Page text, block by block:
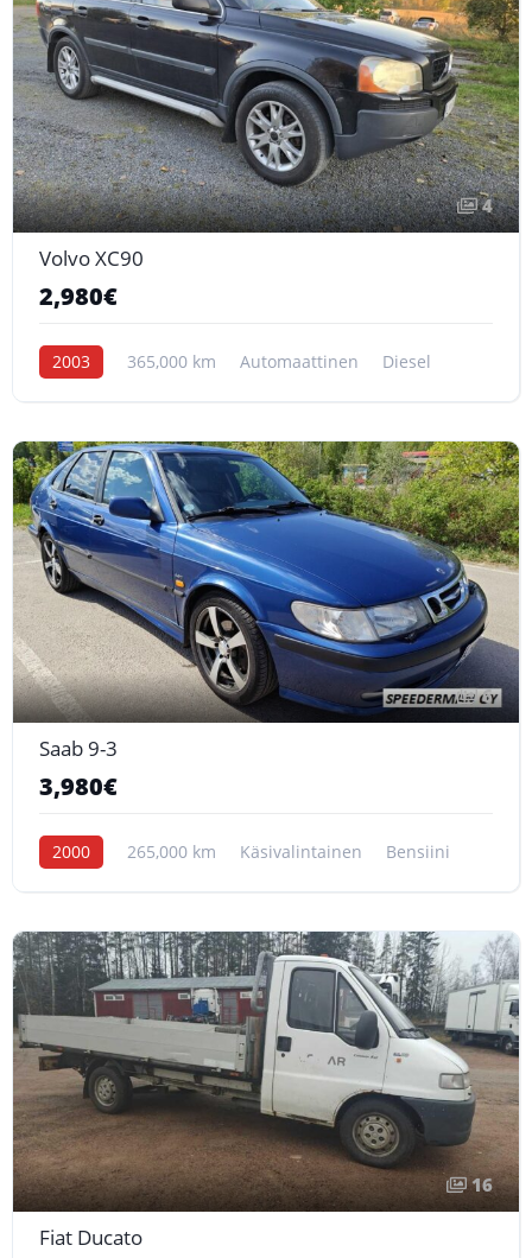
4
Volvo XC90
2,980€
2003 365,000 km Automaattinen Diesel
6
Saab 9-3
3,980€
2000 265,000 km Käsivalintainen Bensiini
16
Fiat Ducato